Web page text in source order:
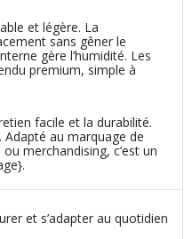
et légère. La
sans gêner le
gère l’humidité. Les
premium, simple à
facile et la durabilité.
au marquage de
merchandising, c’est un
et s’adapter au quotidien